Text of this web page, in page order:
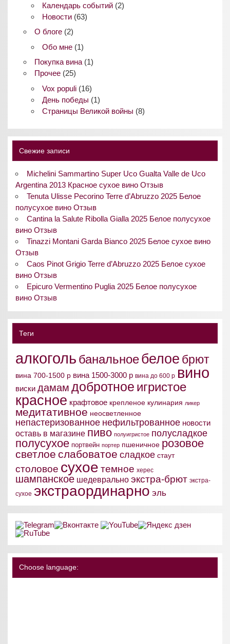
Календарь событий(2)
Новости(63)
О блоге(2)
Обо мне(1)
Покупка вина(1)
Прочее(25)
Vox populi(16)
День победы (1)
Страницы Великой войны (8)
Свежие записи
Michelini Sammartino Super Uco Gualta Valle de Uco
Argentina 2013 Красное сухое вино Отзыв
Tenuta Ulisse Pecorino Terre d’Abruzzo 2025 Белое
полусухое вино Отзыв
Cantina la Salute Ribolla Gialla 2025 Белое полусухое
вино Отзыв
Tinazzi Montani Garda Bianco 2025 Белое сухое вино
Отзыв
Caos Pinot Grigio Terre d’Abruzzo 2025 Белое сухое
вино Отзыв
Epicuro Vermentino Puglia 2025 Белое полусухое
вино Отзыв
Теги
алкоголь банальноебелое брют
вина 700-1500 р вина 1500-3000 р вина до 600 р вино
виски дамам добротное игристое
красное крафтовое крепленое кулинария ликер
медитативное неосветленное
непастеризованное нефильтрованное новости
оставь в магазине пиво полуигристое полусладкое
полусухое портвейн портер пшеничное розовое
светлое слабоватое сладкое стаут
столовое сухое темное херес
шампанское шедеврально экстра-брют экстра-
сухое экстраординарно эль
Choose language: